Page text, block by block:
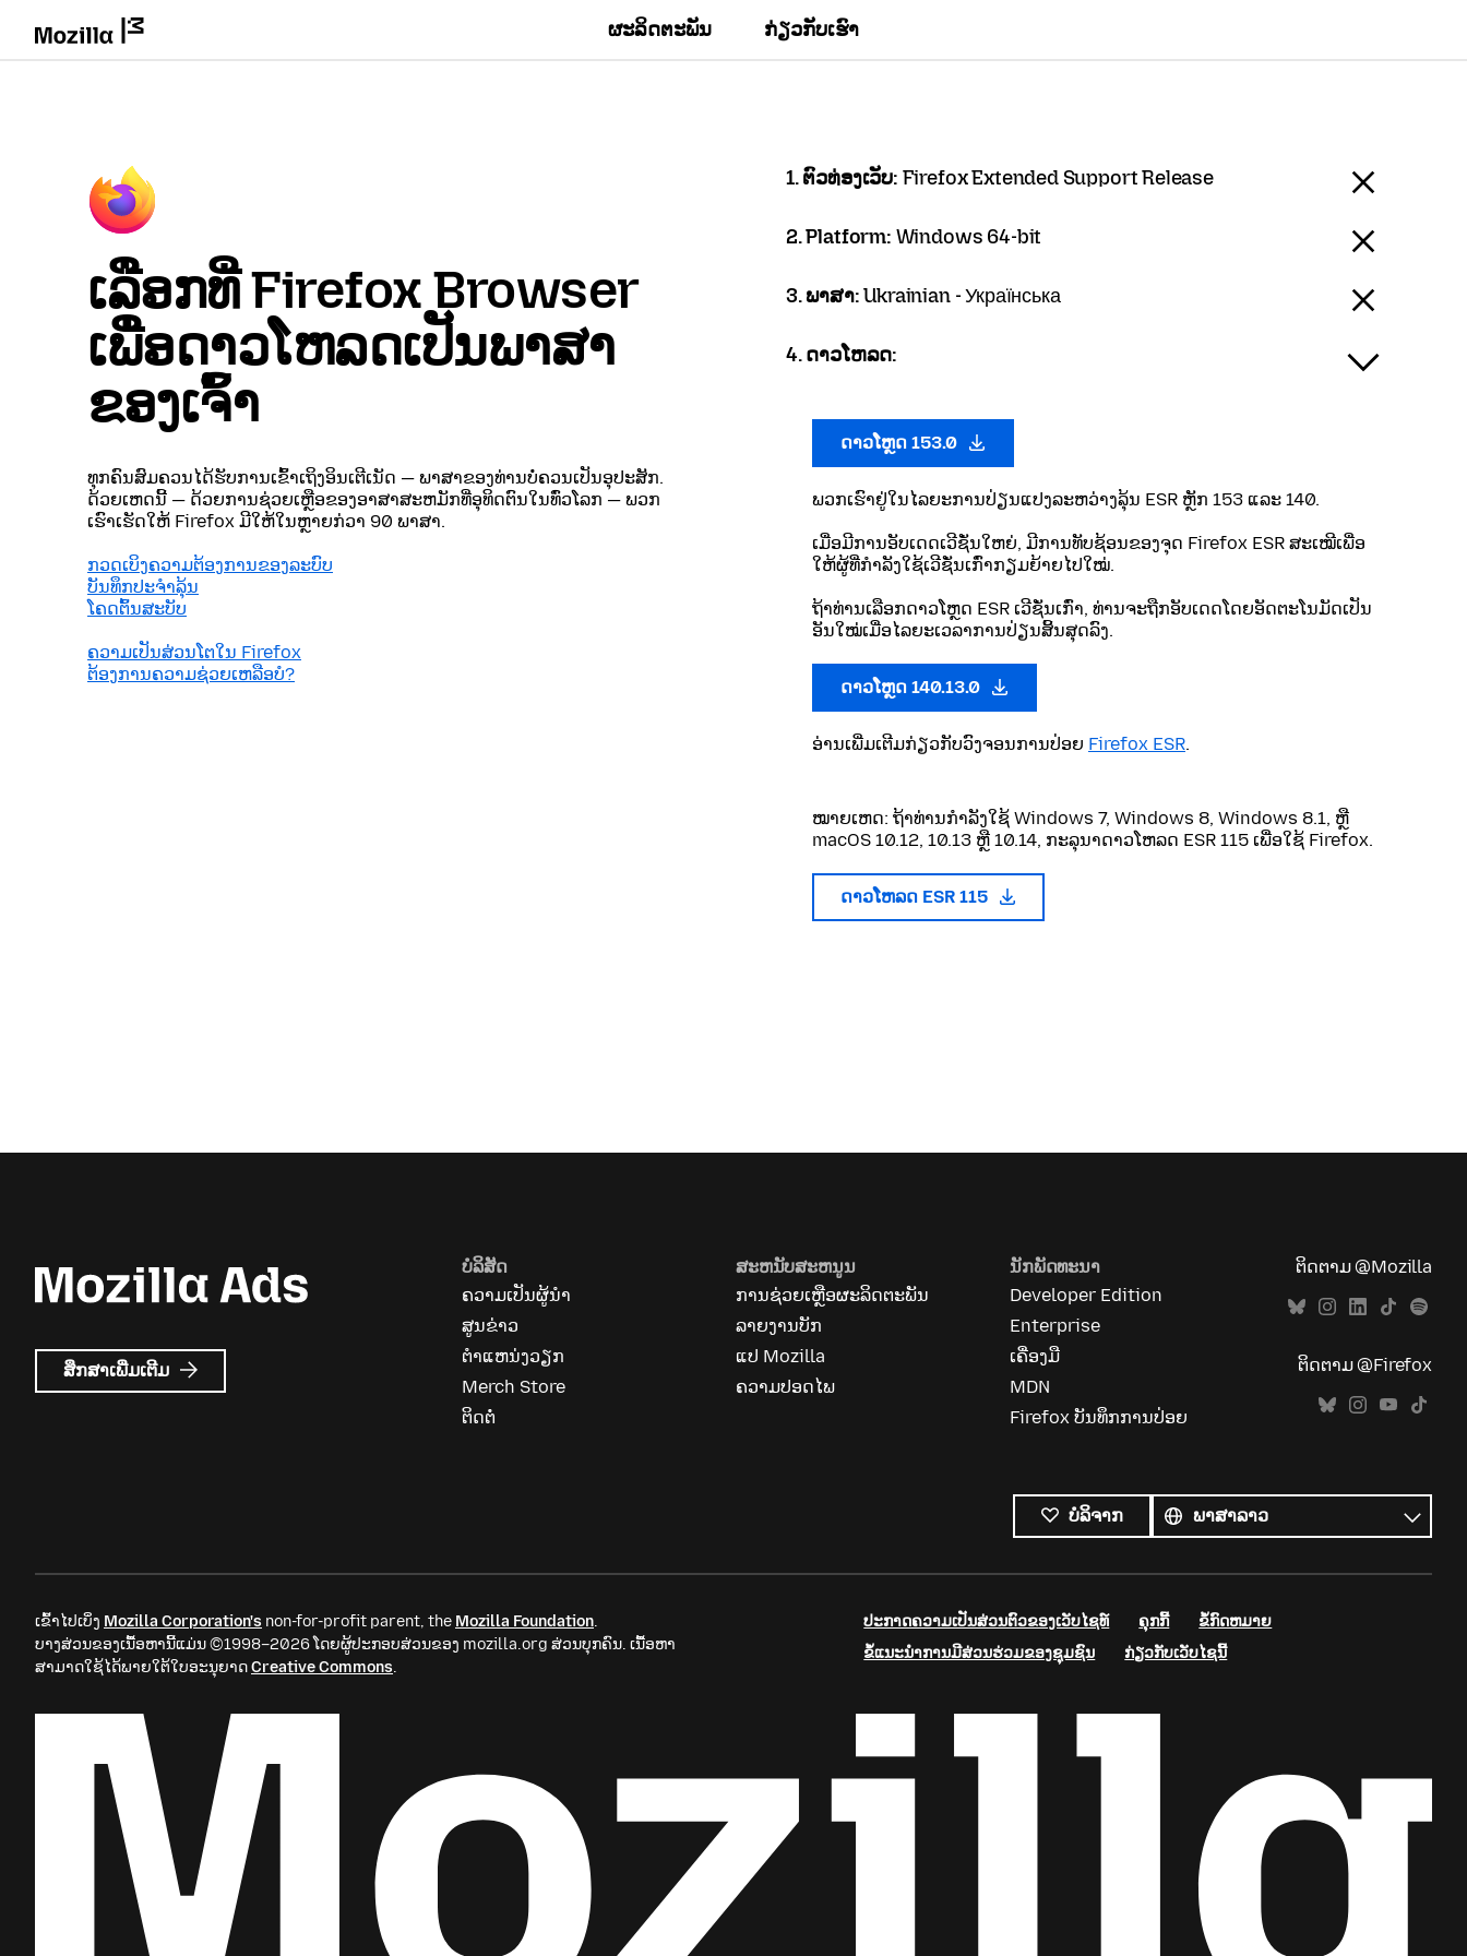
ຜະລິດຕະພັນ ກ່ຽວກັບເຮົາ
ເລືອກທີ່ Firefox Browser
ເພື່ອດາວໂຫລດເປັນພາສາ
ຂອງເຈົ້າ
ທຸກຄົນສົມຄວນໄດ້ຮັບການເຂົ້າເຖິງອິນເຕີເນັດ — ພາສາຂອງທ່ານບໍ່ຄວນເປັນອຸປະສັກ.
ດ້ວຍເຫດນີ້ — ດ້ວຍການຊ່ວຍເຫຼືອຂອງອາສາສະຫມັກທີ່ອຸທິດຕົນໃນທົ່ວໂລກ — ພວກ
ເຮົາເຮັດໃຫ້ Firefox ມີໃຫ້ໃນຫຼາຍກ່ວາ 90 ພາສາ.
ກວດເບິງຄວາມຕ້ອງການຂອງລະບົບ
ບັນທຶກປະຈຳລຸ້ນ
ໂຄດຕົ້ນສະບັບ
ຄວາມເປັນສ່ວນໂຕໃນ Firefox
ຕ້ອງການຄວາມຊ່ວຍເຫລືອບໍ?
1. ຕົວທ່ອງເວັບ: Firefox Extended Support Release
2. Platform: Windows 64-bit
3. ພາສາ:Ukrainian - Українська
4. ດາວໂຫລດ:
ດາວໂຫຼດ 153.0
ພວກເຮົາຢູ່ໃນໄລຍະການປ່ຽນແປງລະຫວ່າງລຸ້ນ ESR ຫຼັກ 153 ແລະ 140.
ເມື່ອມີການອັບເດດເວີຊັ່ນໃຫຍ່, ມີການທັບຊ້ອນຂອງຈຸດ Firefox ESR ສະເໝີເພື່ອ
ໃຫ້ຜູ້ທີ່ກຳລັງໃຊ້ເວີຊັ່ນເກົ່າກຽມຍ້າຍໄປໃໝ່.
ຖ້າທ່ານເລືອກດາວໂຫຼດ ESR ເວີຊັ່ນເກົ່າ, ທ່ານຈະຖືກອັບເດດໂດຍອັດຕະໂນມັດເປັນ
ອັນໃໝ່ເມື່ອໄລຍະເວລາການປ່ຽນສິ້ນສຸດລົງ.
ດາວໂຫຼດ 140.13.0
ອ່ານເພີ່ມເຕີມກ່ຽວກັບວົງຈອນການປ່ອຍ Firefox ESR.
ໝາຍເຫດ: ຖ້າທ່ານກໍາລັງໃຊ້ Windows 7, Windows 8, Windows 8.1, ຫຼື
macOS 10.12, 10.13 ຫຼື 10.14, ກະລຸນາດາວໂຫລດ ESR 115 ເພື່ອໃຊ້ Firefox.
ດາວໂຫລດ ESR 115
ສຶກສາເພີ່ມເຕີມ ກ່ຽວກັບ
Mozilla
ບໍລິສັດ
ຄວາມເປັນຜູ້ນຳ
ສູນຂ່າວ
ຕຳແຫນ່ງວຽກ
Merch Store
ຕິດຕໍ່
ສະຫນັບສະຫນູນ
ການຊ່ວຍເຫຼືອຜະລິດຕະພັນ
ລາຍງານບັກ
ແປ Mozilla
ຄວາມປອດໄພ
ນັກພັດທະນາ
Developer Edition
Enterprise
ເຄື່ອງມື
MDN
Firefox ບັນທຶກການປ່ອຍ
ຕິດຕາມ @Mozilla
ຕິດຕາມ @Firefox
ບໍລິຈາກ
ທັງໝົດ
ພາສາ
ເຂົ້າໄປເບິ່ງ Mozilla Corporation's non-for-profit parent, the Mozilla Foundation.
ບາງສ່ວນຂອງເນື້ອຫານີ້ແມ່ນ ©1998–2026 ໂດຍຜູ້ປະກອບສ່ວນຂອງ mozilla.org ສ່ວນບຸກຄົນ. ເນື້ອຫາ
ສາມາດໃຊ້ໄດ້ພາຍໃຕ້ໃບອະນຸຍາດCreative Commons.
ປະກາດຄວາມເປັນສ່ວນຕົວຂອງເວັບໄຊທ໌ ຄຸກກີ້
ຂໍ້ກົດຫມາຍ
ຂໍ້ແນະນຳການມີສ່ວນຮ່ວມຂອງຊຸມຊົນ
ກ່ຽວກັບເວັບໄຊນີ້